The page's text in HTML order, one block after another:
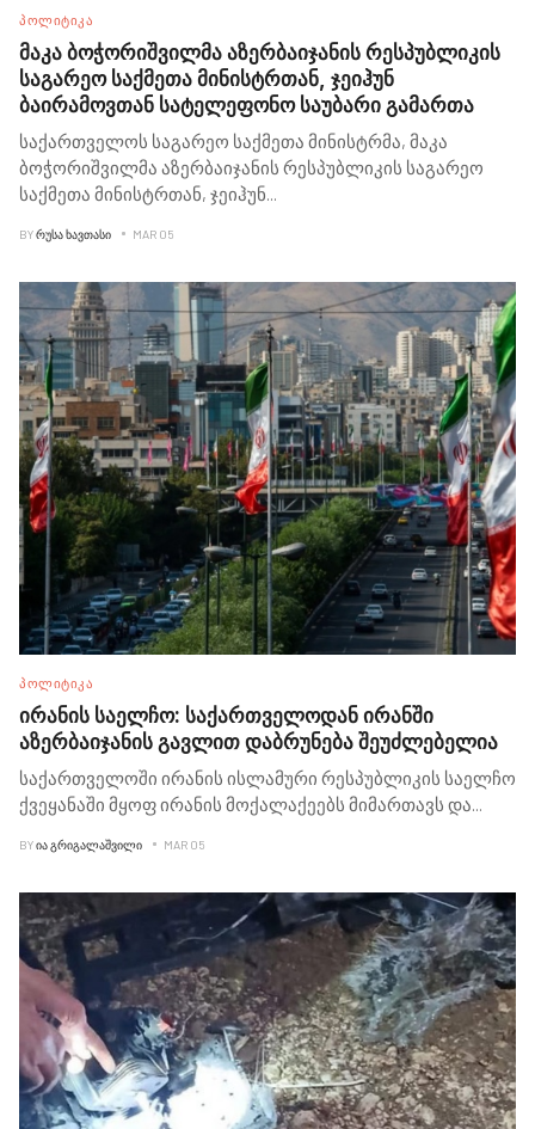
ᲞᲝᲚᲘᲢᲘᲙᲐ
მაკა ბოჭორიშვილმა აზერბაიჯანის რესპუბლიკის
საგარეო საქმეთა მინისტრთან, ჯეიჰუნ
ბაირამოვთან სატელეფონო საუბარი გამართა
საქართველოს საგარეო საქმეთა მინისტრმა, მაკა
ბოჭორიშვილმა აზერბაიჯანის რესპუბლიკის საგარეო
საქმეთა მინისტრთან, ჯეიჰუნ...
BYᲠᲣᲡᲐ ᲮᲐᲕᲗᲐᲡᲘ MAR 05
ᲞᲝᲚᲘᲢᲘᲙᲐ
ირანის საელჩო: საქართველოდან ირანში
აზერბაიჯანის გავლით დაბრუნება შეუძლებელია
საქართველოში ირანის ისლამური რესპუბლიკის საელჩო
ქვეყანაში მყოფ ირანის მოქალაქეებს მიმართავს და...
BYᲘᲐ ᲒᲠᲘᲒᲐᲚᲐᲨᲕᲘᲚᲘ MAR 05